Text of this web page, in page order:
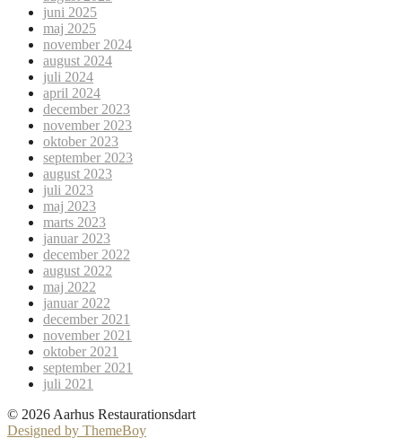
juni 2025
maj 2025
november 2024
august 2024
juli 2024
april 2024
december 2023
november 2023
oktober 2023
september 2023
august 2023
juli 2023
maj 2023
marts 2023
januar 2023
december 2022
august 2022
maj 2022
januar 2022
december 2021
november 2021
oktober 2021
september 2021
juli 2021
© 2026 Aarhus Restaurationsdart
Designed by ThemeBoy